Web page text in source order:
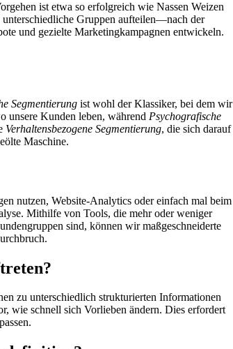
ist etwa so erfolgreich wie Nassen Weizen
Gruppen aufteilen—nach der
und gezielte Marketingkampagnen entwickeln.
Segmentierung ist wohl der Klassiker, bei dem wir
unsere Kunden leben, während Psychografische
Verhaltensbezogene Segmentierung, die sich darauf
Maschine.
nutzen, Website-Analytics oder einfach mal beim
Mithilfe von Tools, die mehr oder weniger
sind, können wir maßgeschneiderte
zu unterschiedlich strukturierten Informationen
wie schnell sich Vorlieben ändern. Dies erfordert